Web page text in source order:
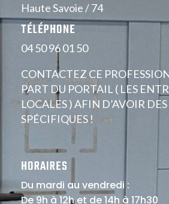
Haute Savoie / 74
TÉLÉPHONE
04 50 96 01 50
CONTACTEZ CE
PART DU PORTAIL ( LES
LOCALES ) AFIN D’AVOIR
SPÉCIFIQUES !
HORAIRES
Du mardi au vendredi :
De 9h à 12h et de 14h à 17h30